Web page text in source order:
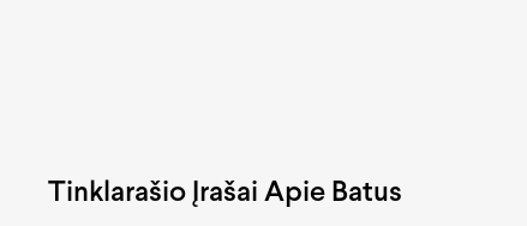
Tinklarašio Įrašai Apie Batus